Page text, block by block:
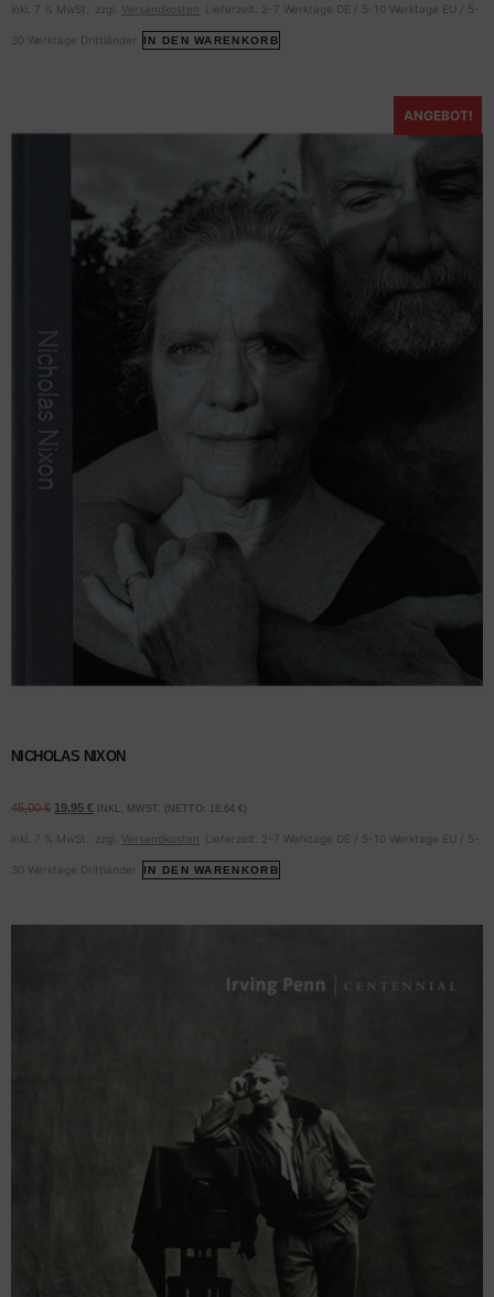
inkl. 7 % MwSt. zzgl. Versandkosten Lieferzeit: 2-7 Werktage DE / 5-10 Werktage EU / 5-
30 Werktage Drittländer IN DEN WARENKORB
ANGEBOT!
NICHOLAS NIXON
45,00€ 19,95 € INKL. MWST. (NETTO: 18,64 €)
inkl. 7 % MwSt. zzgl. Versandkosten Lieferzeit: 2-7 Werktage DE / 5-10 Werktage EU / 5-
30 Werktage Drittländer IN DEN WARENKORB